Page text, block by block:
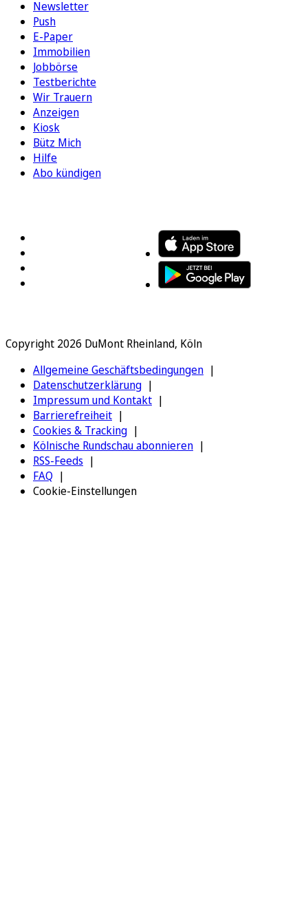
Newsletter
Push
E-Paper
Immobilien
Jobbörse
Testberichte
Wir Trauern
Anzeigen
Kiosk
Bütz Mich
Hilfe
Abo kündigen
Copyright 2026 DuMont Rheinland, Köln
Allgemeine Geschäftsbedingungen
Datenschutzerklärung
Impressum und Kontakt
Barrierefreiheit
Cookies & Tracking
Kölnische Rundschau abonnieren
RSS-Feeds
FAQ
Cookie-Einstellungen